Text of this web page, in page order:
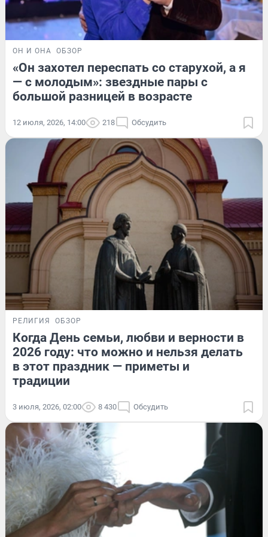
ОН И ОНА ОБЗОР
«Он захотел переспать со старухой, а я
— с молодым»: звездные пары с
большой разницей в возрасте
12 июля, 2026, 14:00 218 Обсудить
РЕЛИГИЯ ОБЗОР
Когда День семьи, любви и верности в
2026 году: что можно и нельзя делать
в этот праздник — приметы и
традиции
3 июля, 2026, 02:00 8 430 Обсудить